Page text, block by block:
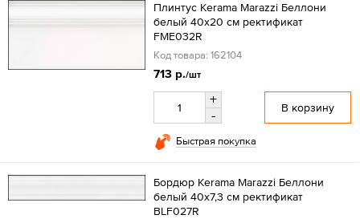
Плинтус Kerama Marazzi Беллони
белый 40x20 см ректификат
FME032R
Код товара: 162104
713 р./шт
+
-
В корзину
Быстрая покупка
Бордюр Kerama Marazzi Беллони
белый 40х7,3 см ректификат
BLF027R